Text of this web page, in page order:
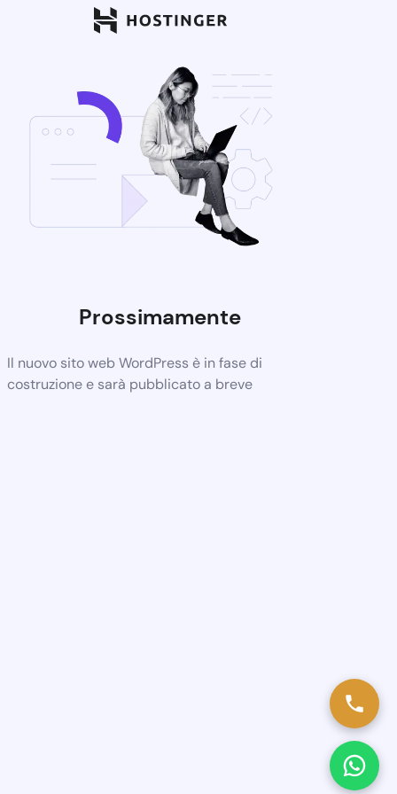
Prossimamente
Il nuovo sito web WordPress è in fase di
costruzione e sarà pubblicato a breve